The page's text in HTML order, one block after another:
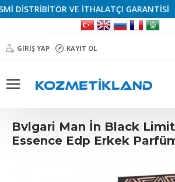
VE İTHALATÇI GARANTİSİ
GIRIŞ YAP KAYIT OL
Bvlgari Man İn Black
Essence Edp Erkek